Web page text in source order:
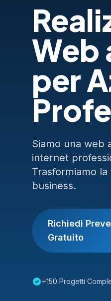
Web
per
Siamo una web
internet
Trasformiamo
business.
Richiedi
Gratuito
+150 Progetti